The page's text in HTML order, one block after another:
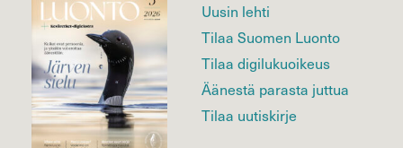
Uusin lehti
Tilaa Suomen Luonto
Tilaa digilukuoikeus
Äänestä parasta juttua
Tilaa uutiskirje